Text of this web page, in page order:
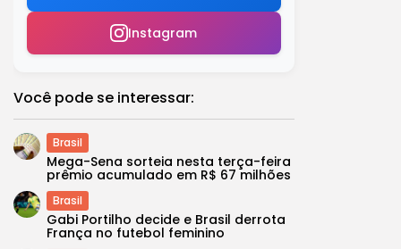
Instagram
Você pode se interessar:
Brasil
Mega-Sena sorteia nesta terça-feira
prêmio acumulado em R$ 67 milhões
Brasil
Gabi Portilho decide e Brasil derrota
França no futebol feminino